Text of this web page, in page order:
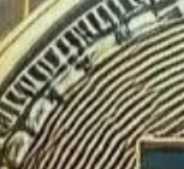
les fonds
(ETF)
afflux